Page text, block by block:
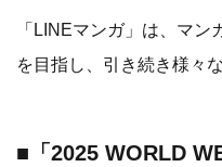
「LINEマンガ」は、マ
を目指し、引き続き様々
■「2025 WORLD